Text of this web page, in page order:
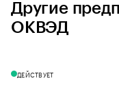
Другие
ОКВЭД
ДЕЙСТВУЕТ